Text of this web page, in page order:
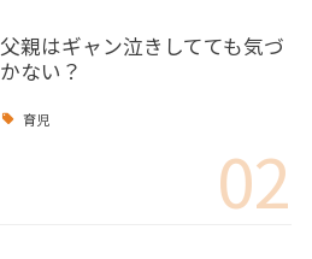
父親はギャン泣きしてても気づ
かない？
育児
02